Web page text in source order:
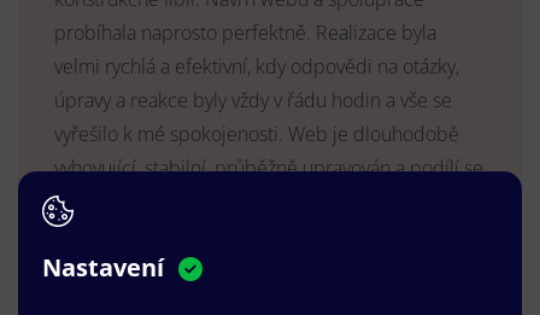
probíhala naprosto perfektně. Realizace byla
velmi rychlá a efektivní, kdy odpovědi na otázky,
úpravy a reakce byly vždy v řádu hodin a vše se
vyřešilo k mé spokojenosti. Web je dlouhodobě
vyhovující, stabilní, průběžně upravován a podílí se
na pozitivním vnímání naší značky.
MUDr. Radek Vyšohlíd
VENART s.r.o.
Nastavení